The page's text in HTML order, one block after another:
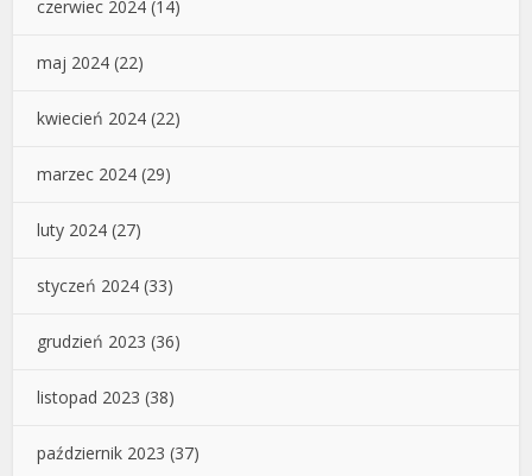
czerwiec 2024 (14)
maj 2024 (22)
kwiecień 2024 (22)
marzec 2024 (29)
luty 2024 (27)
styczeń 2024 (33)
grudzień 2023 (36)
listopad 2023 (38)
październik 2023 (37)